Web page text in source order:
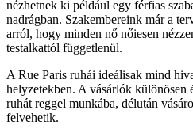
nézhetnek ki például egy férfias
nadrágban. Szakembereink már a
arról, hogy minden nő nőiesen
testalkattól függetlenül.
A Rue Paris ruhái ideálisak mind
helyzetekben. A vásárlók különösen
ruhát reggel munkába, délután
felvehetik.